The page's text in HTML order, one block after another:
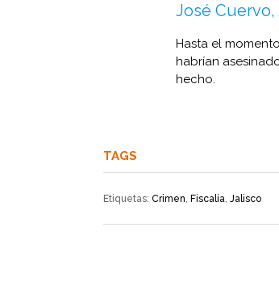
José
Hasta el
habrían
hecho.
TAGS
Etiquetas: Crimen, Fiscalía, Jalisco